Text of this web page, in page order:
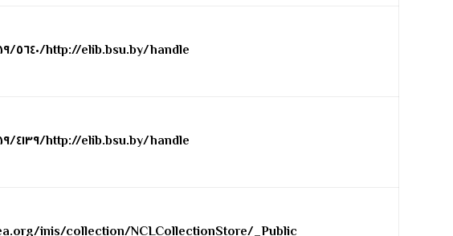
http://elib.bsu.by/handle/١٢٣٤٥٦٧٨٩/٥٦٤٠
http://elib.bsu.by/handle/١٢٣٤٥٦٧٨٩/٤١٣٩